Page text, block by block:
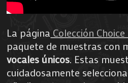
La página Colección
paquete de muestras con
vocales únicos. Estas
cuidadosamente